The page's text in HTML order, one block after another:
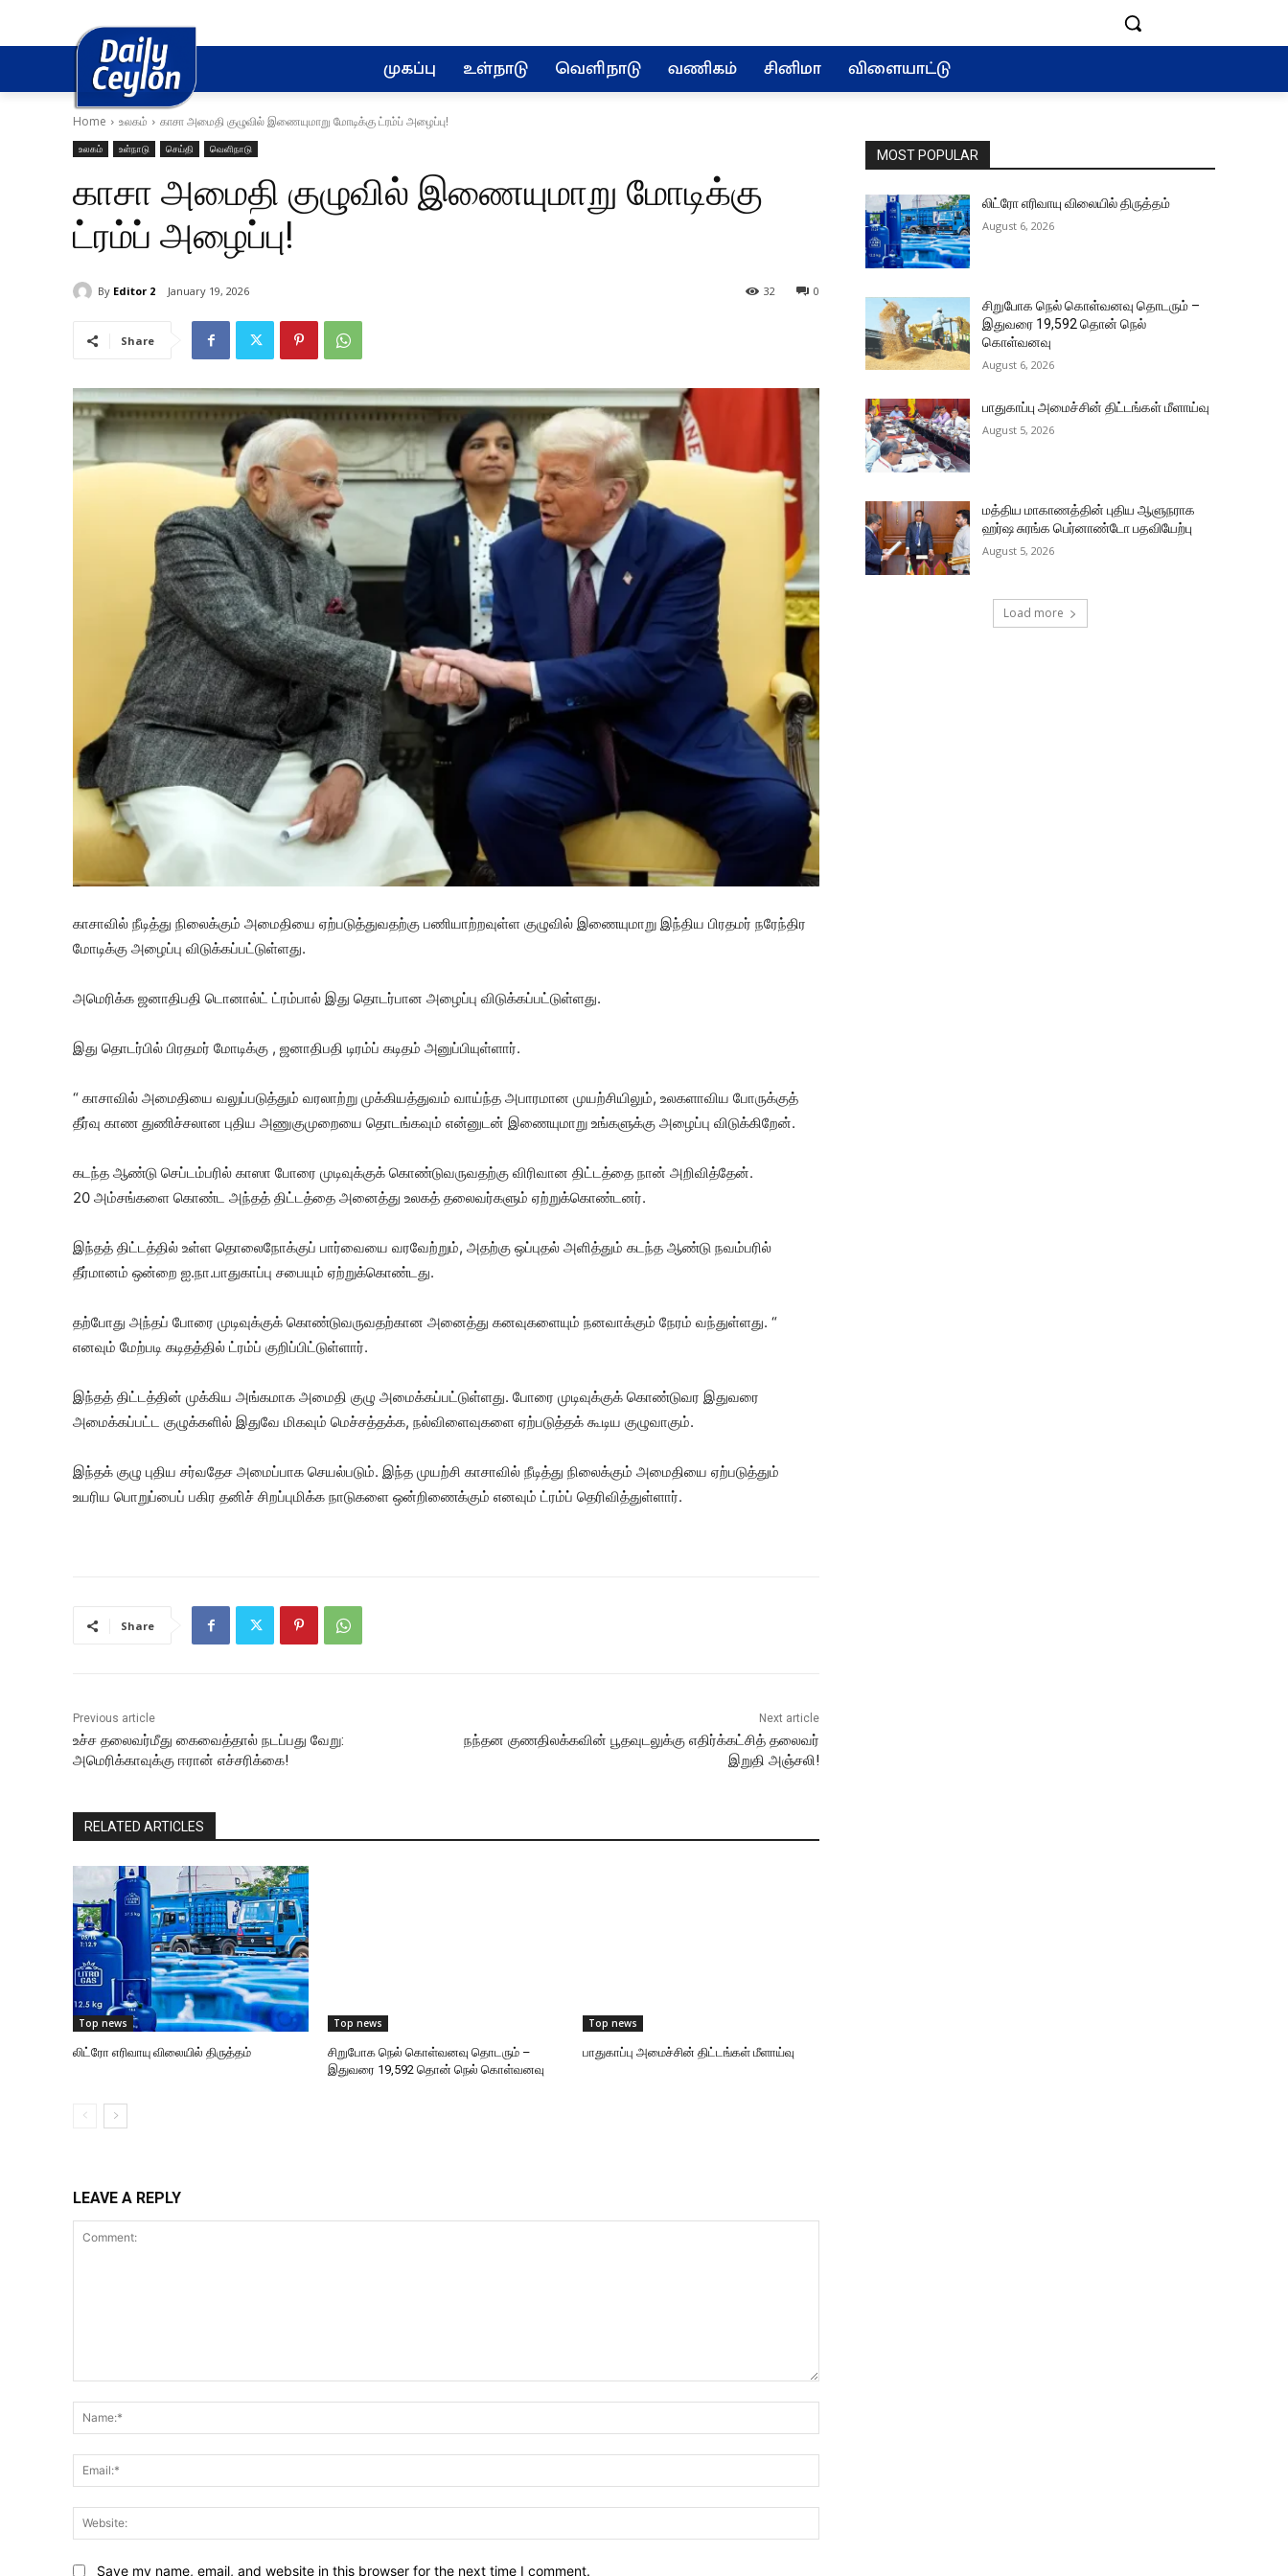
முகப்பு உள்நாடு வெளிநாடு வணிகம் சினிமா விளையாட்டு
Home உலகம் காசா அமைதி குழுவில் இணையுமாறு மோடிக்கு ட்ரம்ப் அழைப்பு!
உலகம் உள்நாடு செய்தி வெளிநாடு
காசா அமைதி குழுவில் இணையுமாறு மோடிக்கு
ட்ரம்ப் அழைப்பு!
By Editor 2 January 19, 2026 0
32
Share
காசாவில் நீடித்து நிலைக்கும் அமைதியை ஏற்படுத்துவதற்கு பணியாற்றவுள்ள குழுவில் இணையுமாறு இந்திய பிரதமர் நரேந்திர
மோடிக்கு அழைப்பு விடுக்கப்பட்டுள்ளது.
அமெரிக்க ஜனாதிபதி டொனால்ட் ட்ரம்பால் இது தொடர்பான அழைப்பு விடுக்கப்பட்டுள்ளது.
இது தொடர்பில் பிரதமர் மோடிக்கு , ஜனாதிபதி டிரம்ப் கடிதம் அனுப்பியுள்ளார்.
“ காசாவில் அமைதியை வலுப்படுத்தும் வரலாற்று முக்கியத்துவம் வாய்ந்த அபாரமான முயற்சியிலும், உலகளாவிய போருக்குத்
தீர்வு காண துணிச்சலான புதிய அணுகுமுறையை தொடங்கவும் என்னுடன் இணையுமாறு உங்களுக்கு அழைப்பு விடுக்கிறேன்.
கடந்த ஆண்டு செப்டம்பரில் காஸா போரை முடிவுக்குக் கொண்டுவருவதற்கு விரிவான திட்டத்தை நான் அறிவித்தேன்.
20 அம்சங்களை கொண்ட அந்தத் திட்டத்தை அனைத்து உலகத் தலைவர்களும் ஏற்றுக்கொண்டனர்.
இந்தத் திட்டத்தில் உள்ள தொலைநோக்குப் பார்வையை வரவேற்றும், அதற்கு ஒப்புதல் அளித்தும் கடந்த ஆண்டு நவம்பரில்
தீர்மானம் ஒன்றை ஐ.நா.பாதுகாப்பு சபையும் ஏற்றுக்கொண்டது.
தற்போது அந்தப் போரை முடிவுக்குக் கொண்டுவருவதற்கான அனைத்து கனவுகளையும் நனவாக்கும் நேரம் வந்துள்ளது. “
எனவும் மேற்படி கடிதத்தில் ட்ரம்ப் குறிப்பிட்டுள்ளார்.
இந்தத் திட்டத்தின் முக்கிய அங்கமாக அமைதி குழு அமைக்கப்பட்டுள்ளது. போரை முடிவுக்குக் கொண்டுவர இதுவரை
அமைக்கப்பட்ட குழுக்களில் இதுவே மிகவும் மெச்சத்தக்க, நல்விளைவுகளை ஏற்படுத்தக் கூடிய குழுவாகும்.
இந்தக் குழு புதிய சர்வதேச அமைப்பாக செயல்படும். இந்த முயற்சி காசாவில் நீடித்து நிலைக்கும் அமைதியை ஏற்படுத்தும்
உயரிய பொறுப்பைப் பகிர தனிச் சிறப்புமிக்க நாடுகளை ஒன்றிணைக்கும் எனவும் ட்ரம்ப் தெரிவித்துள்ளார்.
Share
Previous article
உச்ச தலைவர்மீது கைவைத்தால் நடப்பது வேறு:
அமெரிக்காவுக்கு ஈரான் எச்சரிக்கை!
Next article
நந்தன குணதிலக்கவின் பூதவுடலுக்கு எதிர்க்கட்சித் தலைவர்
இறுதி அஞ்சலி!
RELATED ARTICLES
Top news
லிட்ரோ எரிவாயு விலையில் திருத்தம்
Top news
சிறுபோக நெல் கொள்வனவு தொடரும் –
இதுவரை 19,592 தொன் நெல் கொள்வனவு
Top news
பாதுகாப்பு அமைச்சின் திட்டங்கள் மீளாய்வு
LEAVE A REPLY
Save my name, email, and website in this browser for the next time I comment.
MOST POPULAR
லிட்ரோ எரிவாயு விலையில் திருத்தம்
August 6, 2026
சிறுபோக நெல் கொள்வனவு தொடரும் –
இதுவரை 19,592 தொன் நெல்
கொள்வனவு
August 6, 2026
பாதுகாப்பு அமைச்சின் திட்டங்கள் மீளாய்வு
August 5, 2026
மத்திய மாகாணத்தின் புதிய ஆளுநராக
ஹர்ஷ சுரங்க பெர்னாண்டோ பதவியேற்பு
August 5, 2026
Load more